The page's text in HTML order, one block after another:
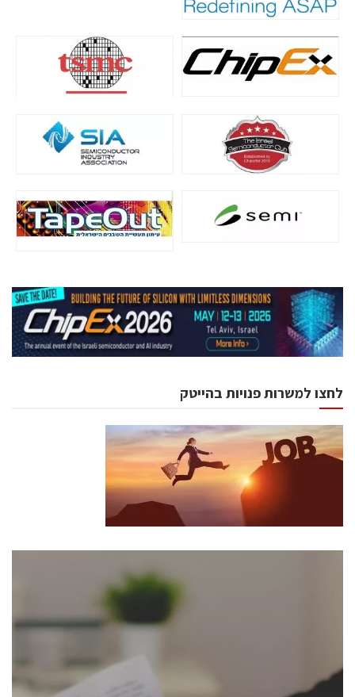
לחצו למשרות פנויות בהייטק
כנסים ואירועים
לכל העוסקים בתעשיית הסמיקונדקטור כולל מהנדסים,